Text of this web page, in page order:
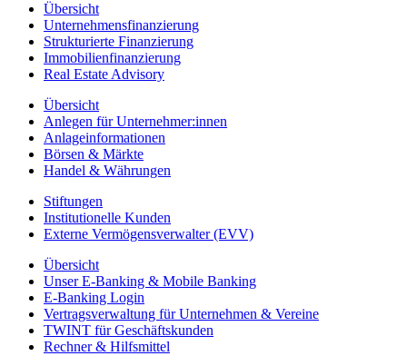
Übersicht
Unternehmensfinanzierung
Strukturierte Finanzierung
Immobilienfinanzierung
Real Estate Advisory
Übersicht
Anlegen für Unternehmer:innen
Anlageinformationen
Börsen & Märkte
Handel & Währungen
Stiftungen
Institutionelle Kunden
Externe Vermögensverwalter (EVV)
Übersicht
Unser E-Banking & Mobile Banking
E-Banking Login
Vertragsverwaltung für Unternehmen & Vereine
TWINT für Geschäftskunden
Rechner & Hilfsmittel